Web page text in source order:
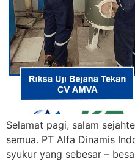
Selamat pagi, salam
semua. PT Alfa Dinamis
syukur yang sebesar –